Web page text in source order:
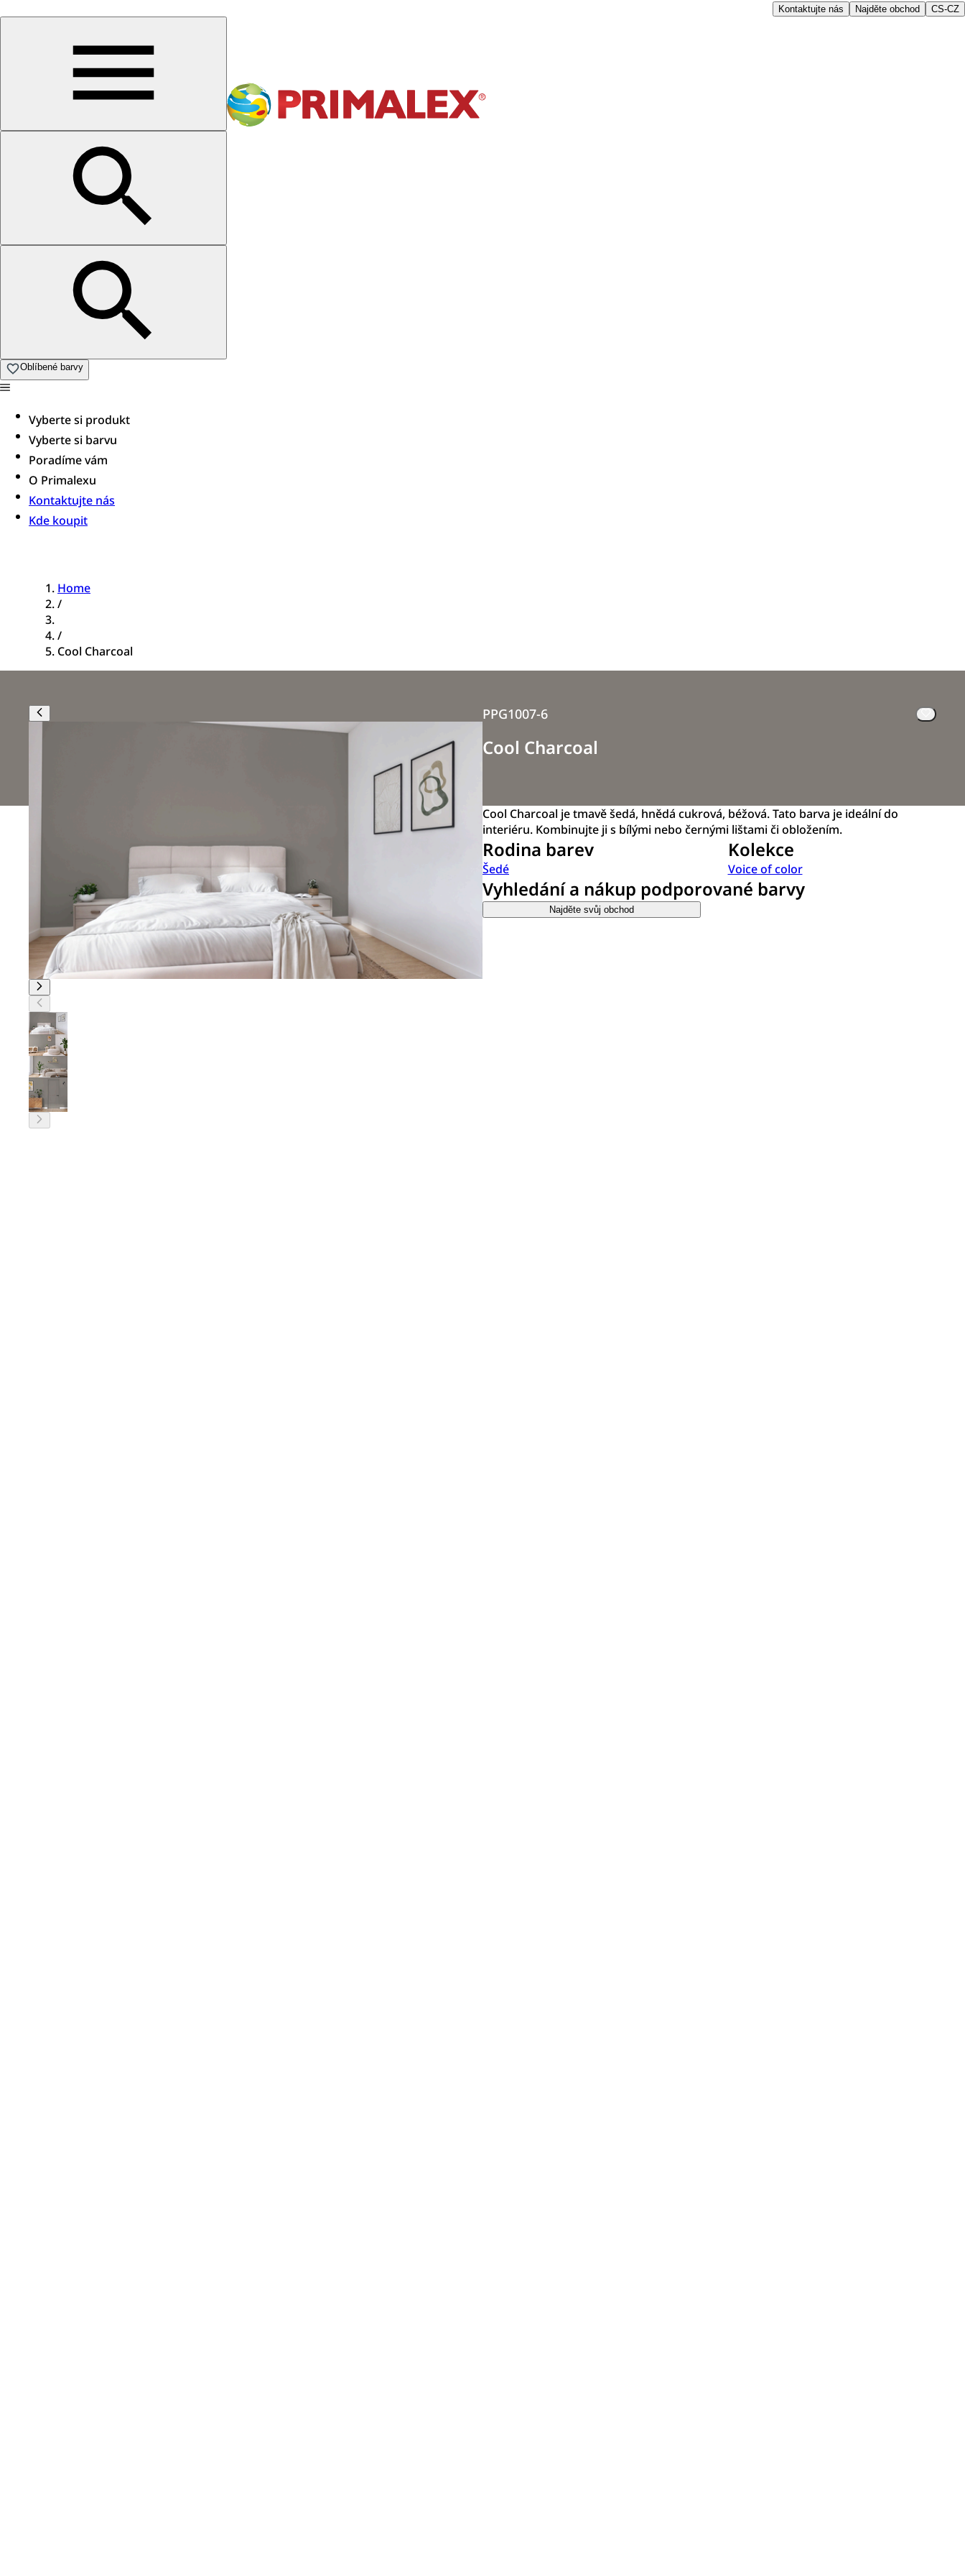
Kontaktujte nás Najděte obchod CS-CZ
Oblíbené barvy
Vyberte si produkt
Vyberte si barvu
Poradíme vám​
O Primalexu
Kontaktujte nás
Kde koupit
Home
/
/
Cool Charcoal
PPG1007-6
Cool Charcoal
Cool Charcoal je tmavě šedá, hnědá cukrová, béžová. Tato barva je ideální do
interiéru. Kombinujte ji s bílými nebo černými lištami či obložením.
Rodina barev
Šedé
Kolekce
Voice of color
Vyhledání a nákup podporované barvy
Najděte svůj obchod